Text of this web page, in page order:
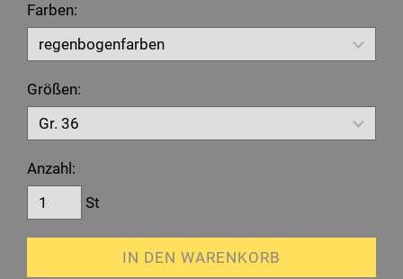
Farben:
Größen:
Anzahl:
St
IN DEN WARENKORB